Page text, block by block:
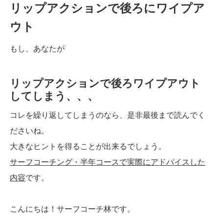
リップアクションで後ろにワイプア
ウト
もし、あなたが
リップアクションで後ろワイプアウト
してしまう、、、
コレを繰り返してしまうのなら、是非最後まで読んでく
ださいね。
大きなヒントを得ることが出来るでしょう。
サーフコーチング・半年コースで実際にアドバイスした
内容です。
こんにちは！サーフコーチ林です。